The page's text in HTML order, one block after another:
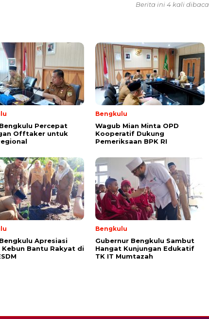
Berita ini 4 kali dibaca
Percepat
Offtaker untuk
Bengkulu
Wagub Mian Minta OPD
Kooperatif Dukung
Pemeriksaan BPK RI
Apresiasi
Kebun Bantu Rakyat di
Bengkulu
Gubernur Bengkulu Sambut
Hangat Kunjungan Edukatif
TK IT Mumtazah